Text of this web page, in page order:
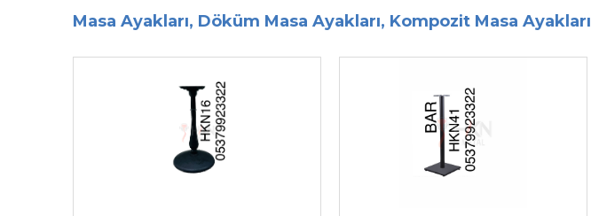
Masa Ayakları, Döküm Masa Ayakları, Kompozit Masa Ayakları